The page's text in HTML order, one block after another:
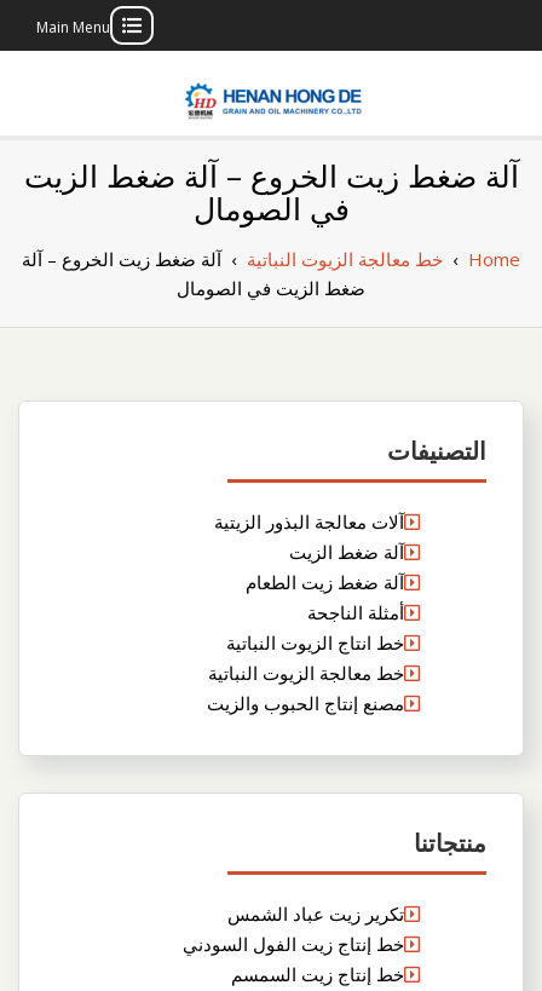
Main Menu
بناء مصنع إنتاج
الزيوت النباتية
الخاص بك
آلة ضغط زيت الخروع – آلة ضغط الزيت
في الصومال
Home
› خط معالجة الزيوت النباتية ›آلة ضغط زيت الخروع – آلة
ضغط الزيت في الصومال
التصنيفات
آلات معالجة البذور الزيتية
آلة ضغط الزيت
آلة ضغط زيت الطعام
أمثلة الناجحة
خط انتاج الزيوت النباتية
خط معالجة الزيوت النباتية
مصنع إنتاج الحبوب والزيت
منتجاتنا
تكرير زيت عباد الشمس
خط إنتاج زيت الفول السودني
خط إنتاج زيت السمسم